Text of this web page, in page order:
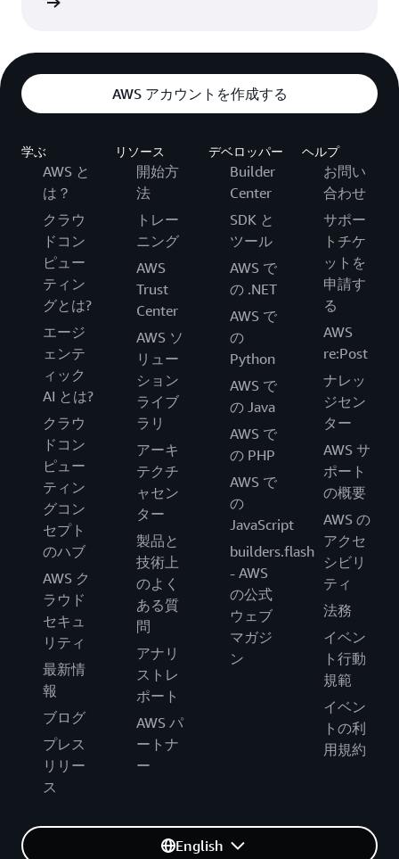
AWS アカウントを作成する
学ぶ
AWS と
は？
クラウ
ドコン
ピュー
ティン
グとは?
エージ
ェンテ
ィック
AI とは?
クラウ
ドコン
ピュー
ティン
グコン
セプト
のハブ
AWS ク
ラウド
セキュ
リティ
最新情
報
ブログ
プレス
リリー
ス
リソース
開始方
法
トレー
ニング
AWS
Trust
Center
AWS ソ
リュー
ション
ライブ
ラリ
アーキ
テクチ
ャセン
ター
製品と
技術上
のよく
ある質
問
アナリ
ストレ
ポート
AWS パ
ートナ
ー
デベロッパー
Builder
Center
SDK と
ツール
AWS で
の .NET
AWS で
の
Python
AWS で
の Java
AWS で
の PHP
AWS で
の
JavaScript
builders.flash
- AWS
の公式
ウェブ
マガジ
ン
ヘルプ
お問い
合わせ
サポー
トチケ
ットを
申請す
る
AWS
re:Post
ナレッ
ジセン
ター
AWS サ
ポート
の概要
AWS の
アクセ
シビリ
ティ
法務
イベン
ト行動
規範
イベン
トの利
用規約
English